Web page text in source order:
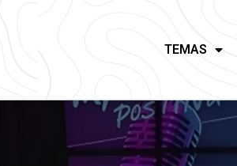
TEMAS